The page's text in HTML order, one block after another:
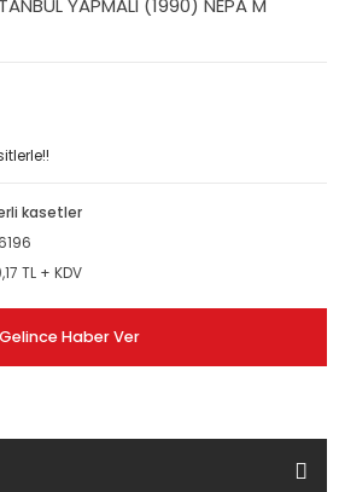
YAPMALI (1990) NEPA MÜZİK
kasetler
TL + KDV
Gelince Haber Ver